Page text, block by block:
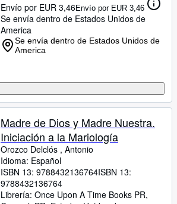
Envío por EUR 3,46Envío por EUR 3,46
Se envía dentro de Estados Unidos de
America
Se envía dentro de Estados Unidos de
America
Madre de Dios y Madre Nuestra.
Iniciación a la Mariología
Orozco Delclós , Antonio
Idioma: Español
ISBN 13: 9788432136764ISBN 13:
9788432136764
Librería: Once Upon A Time Books PR,